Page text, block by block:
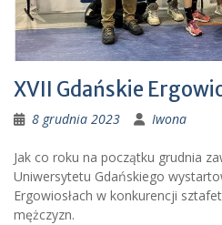
XVII Gdańskie
8 grudnia 2023 Iwona
Jak co roku na początku grudnia
Uniwersytetu Gdańskiego
Ergowiosłach w konkurencji
mężczyzn.